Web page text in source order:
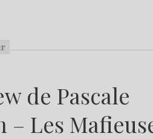
de Pascale
– Les